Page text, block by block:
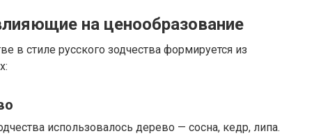
на ценообразование
в стиле русского зодчества формируется из
использовалось дерево — сосна, кедр, липа.